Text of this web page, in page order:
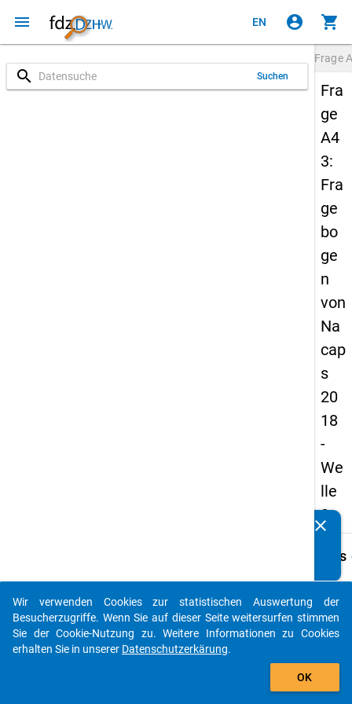
menu EN account_circle shopping_cart
search Suchen
Frage
Fra
ge
A4
3:
Fra
ge
bo
ge
n
von
Na
cap
s
20
18
-
We
lle
3
Details
A43
Wie
clear
auto_stories
add_shopping_cart
Wir verwenden Cookies zur statistischen Auswertung der
Besucherzugriffe. Wenn Sie auf dieser Seite weitersurfen stimmen
Sie der Cookie-Nutzung zu. Weitere Informationen zu Cookies
erhalten Sie in unserer Datenschutzerkärung.
OK